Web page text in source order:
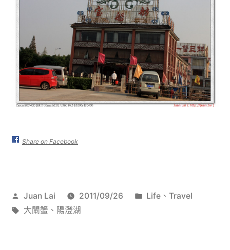
Share on Facebook
作
者:
Juan Lai 2011/09/26
分
Life 、Travel
標
大閘蟹 、 陽澄湖